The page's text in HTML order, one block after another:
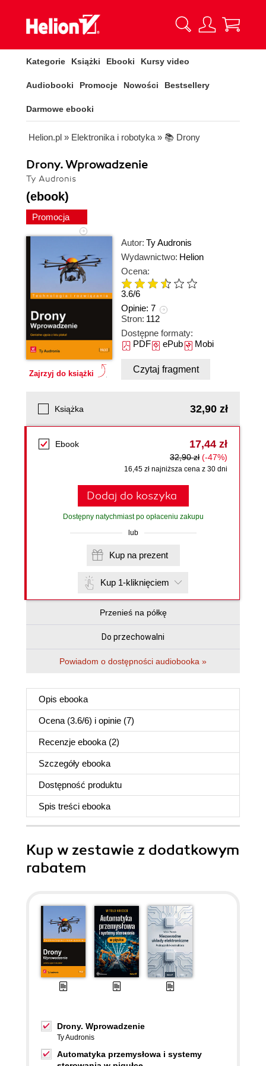
Kategorie Książki Ebooki Kursy video
Audiobooki Promocje Nowości Bestsellery
Darmowe ebooki
Helion.pl » Elektronika i robotyka » 📚 Drony
Drony. Wprowadzenie
Ty Audronis
(ebook)
Promocja
Zajrzyj do książki
Autor: Ty Audronis
Wydawnictwo: Helion
Ocena:
3.6/6
Opinie: 7
Stron: 112
Dostępne formaty:
PDFePubMobi
Czytaj fragment
Książka 32,90 zł
Ebook 17,44 zł
32,90 zł (-47%)
16,45 zł najniższa cena z 30 dni
Dodaj do koszyka
Dostępny natychmiast po opłaceniu zakupu
lub
Kup na prezent
Kup 1-kliknięciem
Przenieś na półkę
Do przechowalni
Powiadom o dostępności audiobooka »
Opis ebooka
Ocena (3.6/6) i opinie (7)
Recenzje ebooka (2)
Szczegóły ebooka
Dostępność produktu
Spis treści ebooka
Kup w zestawie z dodatkowym
rabatem
Drony. Wprowadzenie
Ty Audronis
Automatyka przemysłowa i systemy